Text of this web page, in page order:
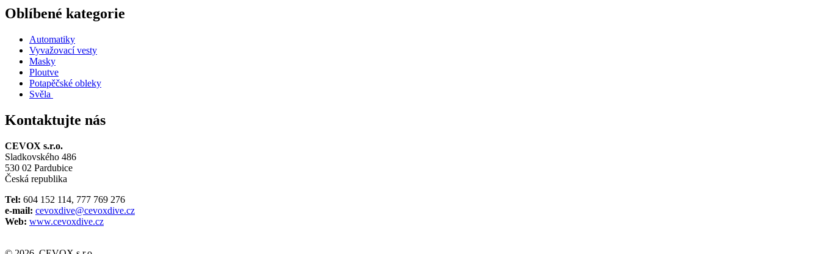
Oblíbené kategorie
Automatiky
Vyvažovací vesty
Masky
Ploutve
Potapěčské obleky
Svěla
Kontaktujte nás
CEVOX s.r.o.
Sladkovského 486
530 02 Pardubice
Česká republika
Tel: 604 152 114, 777 769 276
e-mail: cevoxdive@cevoxdive.cz
Web: www.cevoxdive.cz